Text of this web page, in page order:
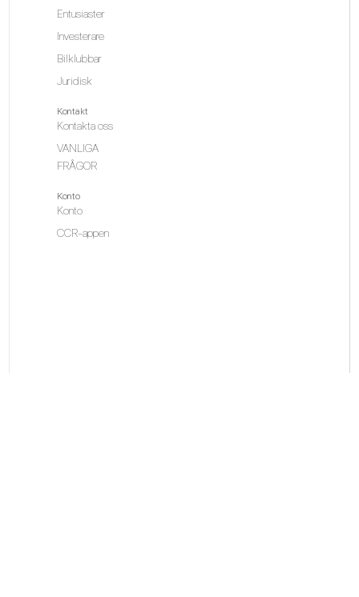
Entusiaster
Investerare
Bilklubbar
Juridisk
Kontakt
Kontakta oss
VANLIGA
FRÅGOR
Konto
Konto
CCR-appen